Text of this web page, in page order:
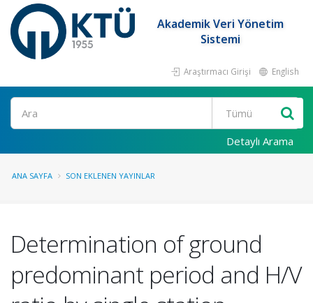
Akademik Veri Yönetim
Sistemi
Araştırmacı Girişi English
Ara
Detaylı Arama
ANA SAYFA SON EKLENEN YAYINLAR
Determination of ground
predominant period and H/V